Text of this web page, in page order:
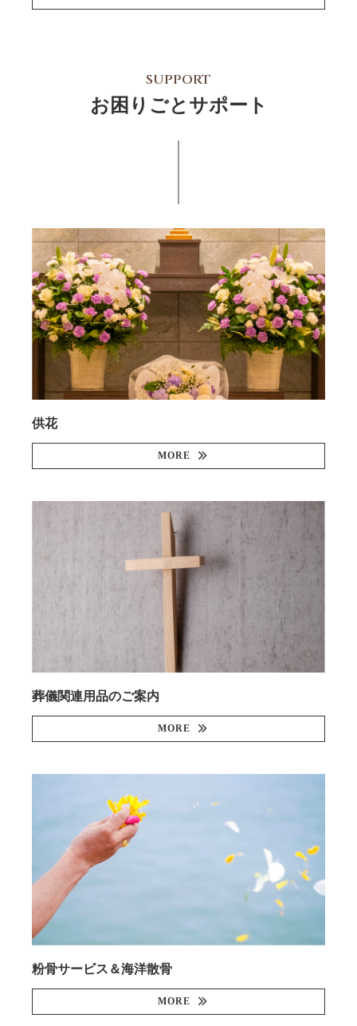
SUPPORT
お困りごとサポート
供花
MORE
葬儀関連用品のご案内
MORE
粉骨サービス＆海洋散骨
MORE